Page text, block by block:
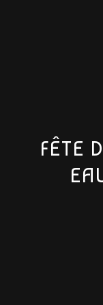
FÊTE